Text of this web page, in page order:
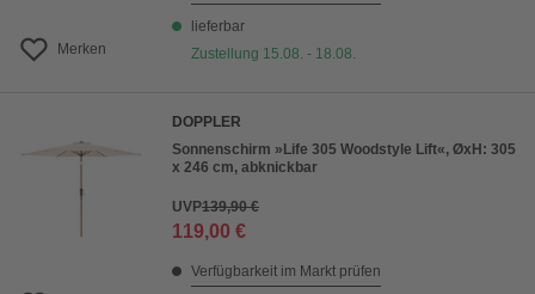
Merken
lieferbar
Zustellung 15.08. - 18.08.
DOPPLER
Sonnenschirm »Life 305 Woodstyle Lift«, ØxH: 305
x 246 cm, abknickbar
UVP139,90 €
119,00 €
Verfügbarkeit im Markt prüfen